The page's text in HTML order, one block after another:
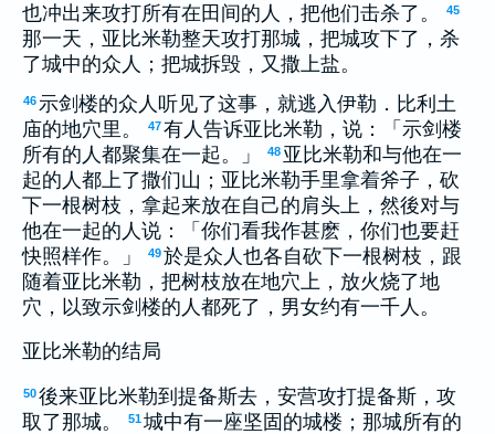
也冲出来攻打所有在田间的人，把他们击杀了。
45
那一天，亚比米勒整天攻打那城，把城攻下了，杀
了城中的众人；把城拆毁，又撒上盐。
46 示剑楼的众人听见了这事，就逃入伊勒．比利土
庙的地穴里。
47有人告诉亚比米勒，说：「示剑楼
所有的人都聚集在一起。」
48 亚比米勒和与他在一
起的人都上了撒们山；亚比米勒手里拿着斧子，砍
下一根树枝，拿起来放在自己的肩头上，然後对与
他在一起的人说：「你们看我作甚麽，你们也要赶
快照样作。」
49於是众人也各自砍下一根树枝，跟
随着亚比米勒，把树枝放在地穴上，放火烧了地
穴，以致示剑楼的人都死了，男女约有一千人。
亚比米勒的结局
50後来亚比米勒到提备斯去，安营攻打提备斯，攻
取了那城。
51城中有一座坚固的城楼；那城所有的